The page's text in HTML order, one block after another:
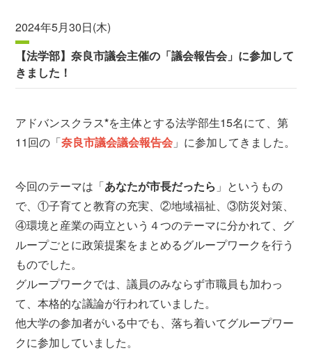
2024年5月30日(木)
【法学部】奈良市議会主催の「議会報告会」に参加して
きました！
アドバンスクラス*を主体とする法学部生15名にて、第
11回の「奈良市議会議会報告会 」に参加してきました。
今回のテーマは「あなたが市長だったら 」というもの
で、①子育てと教育の充実、②地域福祉、③防災対策、
④環境と産業の両立という４つのテーマに分かれて、グ
ループごとに政策提案をまとめるグループワークを行う
ものでした。
グループワークでは、議員のみならず市職員も加わっ
て、本格的な議論が行われていました。
他大学の参加者がいる中でも、落ち着いてグループワー
クに参加していました。